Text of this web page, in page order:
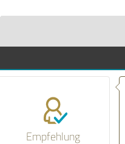
Empfehlung